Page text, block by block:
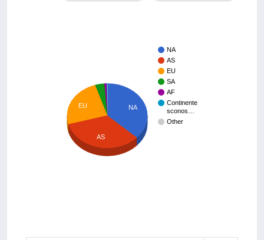
NA
AS
EU
SA
AF
Continente
sconos…
Other
NA
EU
AS